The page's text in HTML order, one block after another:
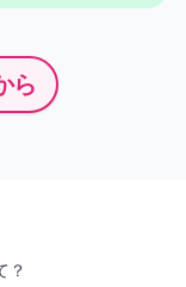
ら
？